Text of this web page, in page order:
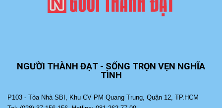
NGƯỜI THÀNH ĐẠT - SỐNG TRỌN VẸN NGHĨA
TÌNH
P103 - Tòa Nhà SBI, Khu CV PM Quang Trung, Quận 12, TP.HCM